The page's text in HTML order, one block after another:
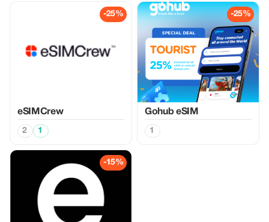
-25%
eSIMCrew
2 1
-25%
Gohub eSIM
1
-15%